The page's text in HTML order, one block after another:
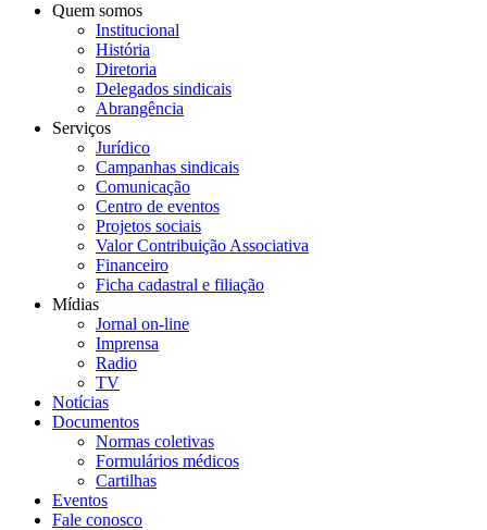
Quem somos
Institucional
História
Diretoria
Delegados sindicais
Abrangência
Serviços
Jurídico
Campanhas sindicais
Comunicação
Centro de eventos
Projetos sociais
Valor Contribuição Associativa
Financeiro
Ficha cadastral e filiação
Mídias
Jornal on-line
Imprensa
Radio
TV
Notícias
Documentos
Normas coletivas
Formulários médicos
Cartilhas
Eventos
Fale conosco